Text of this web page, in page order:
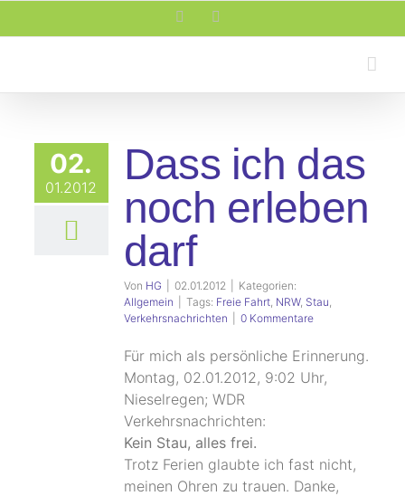
Inhalt
Facebook
02.
01.2012
Dass ich das
noch erleben
darf
Von HG 02.01.2012
Kategorien:
Allgemein
Tags: Freie Fahrt, NRW, Stau,
Verkehrsnachrichten
0 Kommentare
Für mich als persönliche Erinnerung.
Montag, 02.01.2012, 9:02 Uhr,
Nieselregen; WDR
Verkehrsnachrichten:
Kein Stau, alles frei.
Trotz Ferien glaubte ich fast nicht,
meinen Ohren zu trauen. Danke,